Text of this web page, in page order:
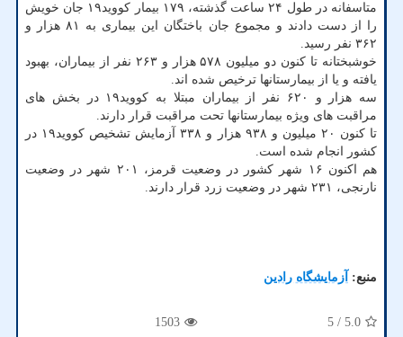
متاسفانه در طول ۲۴ ساعت گذشته، ۱۷۹ بیمار کووید۱۹ جان خویش
را از دست دادند و مجموع جان باختگان این بیماری به ۸۱ هزار و
۳۶۲ نفر رسید.
خوشبختانه تا کنون دو میلیون ۵۷۸ هزار و ۲۶۳ نفر از بیماران، بهبود
یافته و یا از بیمارستانها ترخیص شده اند.
سه هزار و ۶۲۰ نفر از بیماران مبتلا به کووید۱۹ در بخش های
مراقبت های ویژه بیمارستانها تحت مراقبت قرار دارند.
تا کنون ۲۰ میلیون و ۹۳۸ هزار و ۳۳۸ آزمایش تشخیص کووید۱۹ در
کشور انجام شده است.
هم اکنون ۱۶ شهر کشور در وضعیت قرمز، ۲۰۱ شهر در وضعیت
نارنجی، ۲۳۱ شهر در وضعیت زرد قرار دارند.
منبع: آزمایشگاه رادین
5.0
/ 5
1503